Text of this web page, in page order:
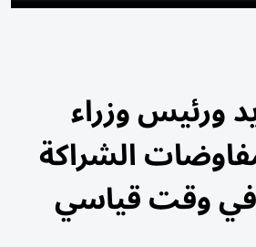
ورئيس وزراء
الشراكة
في وقت قياسي